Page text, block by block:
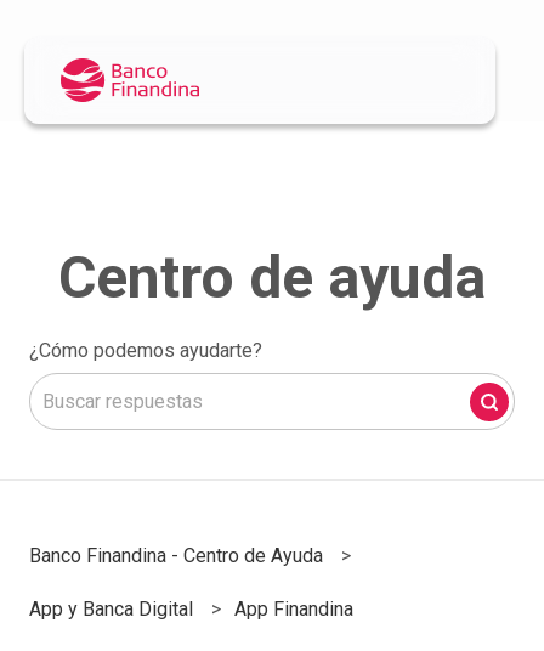
¿Cómo podemos ayudarte?
Banco Finandina - Centro de Ayuda
App y Banca Digital App Finandina